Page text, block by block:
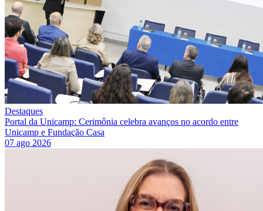
Destaques
Portal da Unicamp: Cerimônia celebra avanços no acordo entre
Unicamp e Fundação Casa
07 ago 2026